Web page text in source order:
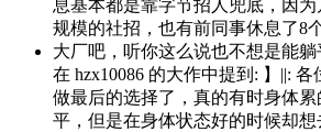
息基本都是靠字节招人兜底，因
规模的社招，也有前同事休息了8
大厂吧，听你这么说也不想是能躺
在 hzx10086 的大作中提到: 】||:
做最后的选择了，真的有时身体
平，但是在身体状态好的时候却